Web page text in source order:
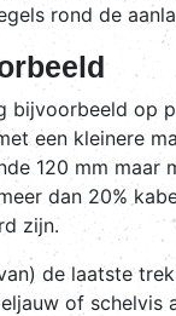
rond de
bijvoorbeeld op
een kleinere
120 mm maar
dan 20%
zijn.
de laatste
of schelvis